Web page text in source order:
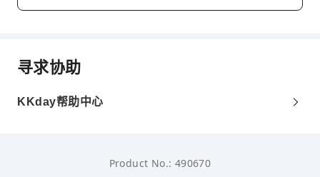
寝具用品，以提升您的住宿体验。 许多客房均配有室内视频流
提供的浴袍、毛巾或吹风机，保持您的清洁和舒适。 每天起床
后，您可以在白房子旅馆享用美味的免费早餐。
寻求协助
KKday帮助中心
Product No.: 490670